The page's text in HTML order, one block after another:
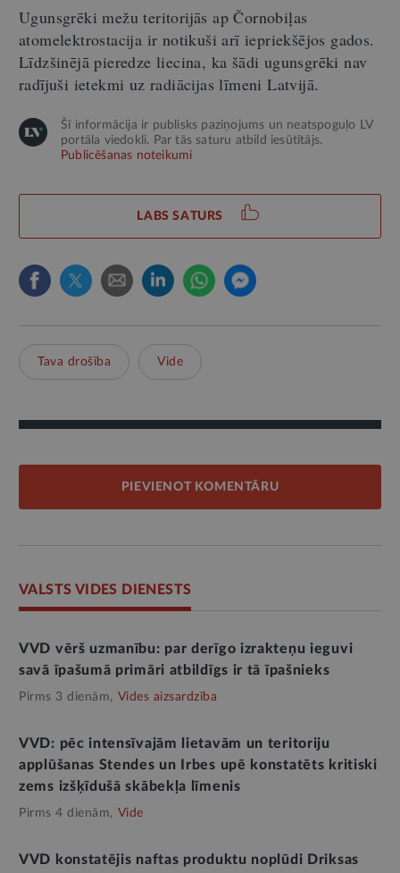
Ugunsgrēki mežu teritorijās ap Čornobiļas
atomelektrostacija ir notikuši arī iepriekšējos gados.
Līdzšinējā pieredze liecina, ka šādi ugunsgrēki nav
radījuši ietekmi uz radiācijas līmeni Latvijā.
Šī informācija ir publisks paziņojums un neatspoguļo LV
portāla viedokli. Par tās saturu atbild iesūtītājs.
Publicēšanas noteikumi
LABS SATURS
Tava drošība Vide
PIEVIENOT KOMENTĀRU
VALSTS VIDES DIENESTS
VVD vērš uzmanību: par derīgo izrakteņu ieguvi
savā īpašumā primāri atbildīgs ir tā īpašnieks
Pirms 3 dienām, Vides aizsardzība
VVD: pēc intensīvajām lietavām un teritoriju
applūšanas Stendes un Irbes upē konstatēts kritiski
zems izšķīdušā skābekļa līmenis
Pirms 4 dienām, Vide
VVD konstatējis naftas produktu noplūdi Driksas